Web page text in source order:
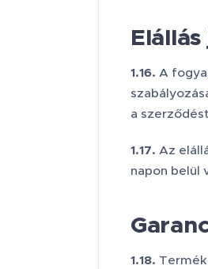
1.16. A
a
1.17. Az
napon belül
1.18.